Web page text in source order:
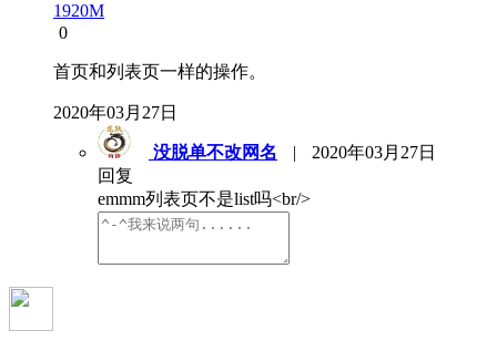
1920M
0
首页和列表页一样的操作。
2020年03月27日
没脱单不改网名 |
2020年03月27日
回复
emmm列表页不是list吗<br/>